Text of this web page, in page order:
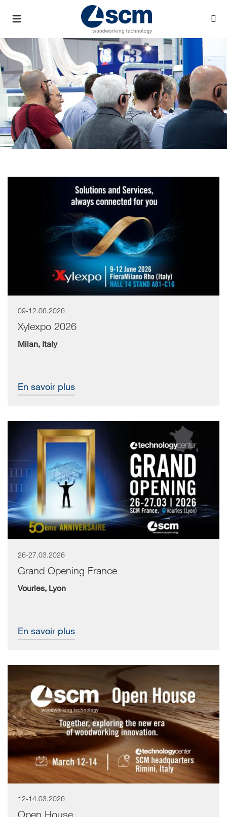
a11y.list_title
09-12.06.2026
Xylexpo 2026
Milan, Italy
En savoir plus
26-27.03.2026
Grand Opening France
Vourles, Lyon
En savoir plus
12-14.03.2026
Open House